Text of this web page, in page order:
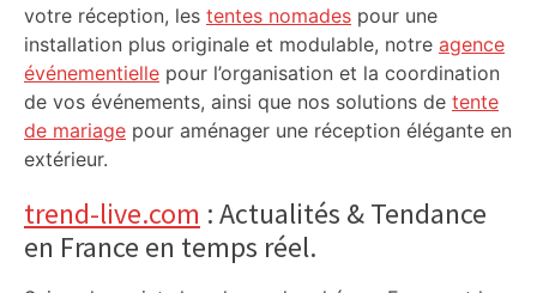
votre réception, les tentes nomades pour une
installation plus originale et modulable, notre agence
événementielle pour l’organisation et la coordination
de vos événements, ainsi que nos solutions de tente
de mariage pour aménager une réception élégante en
extérieur.
trend-live.com : Actualités & Tendance
en France en temps réel.